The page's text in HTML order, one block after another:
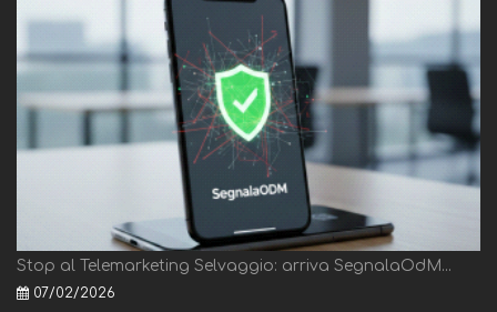
Stop al Telemarketing Selvaggio: arriva SegnalaOdM...
07/02/2026